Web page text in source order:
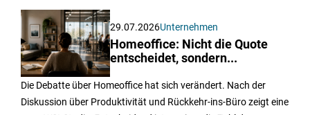
29.07.2026Unternehmen
Homeoffice: Nicht die Quote
entscheidet, sondern...
Die Debatte über Homeoffice hat sich verändert. Nach der
Diskussion über Produktivität und Rückkehr-ins-Büro zeigt eine